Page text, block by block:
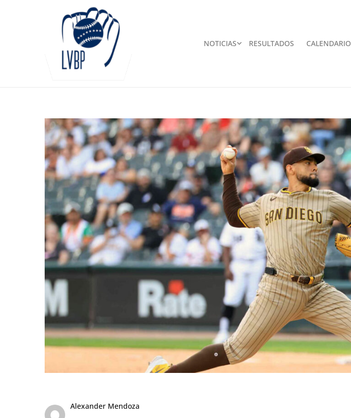
NOTICIAS RESULTADOS CALENDARIO
Alexander Mendoza